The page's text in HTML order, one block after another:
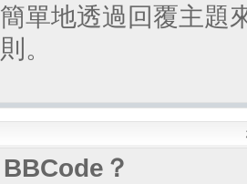
單地透過回覆主題
。
？